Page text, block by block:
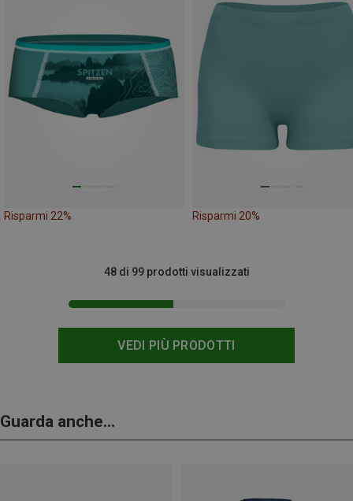
Risparmi 22% Risparmi 20%
VEDI PIÙ PRODOTTI
48 di 99 prodotti visualizzati
Guarda anche...